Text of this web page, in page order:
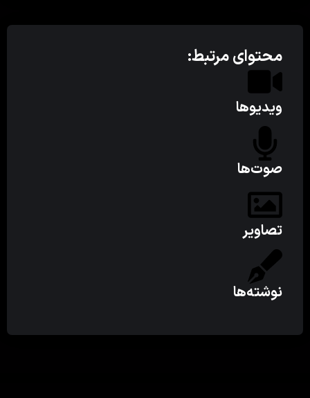
محتوای مرتبط:
ویدیوها
صوت‌ها
تصاویر
نوشته‌ها